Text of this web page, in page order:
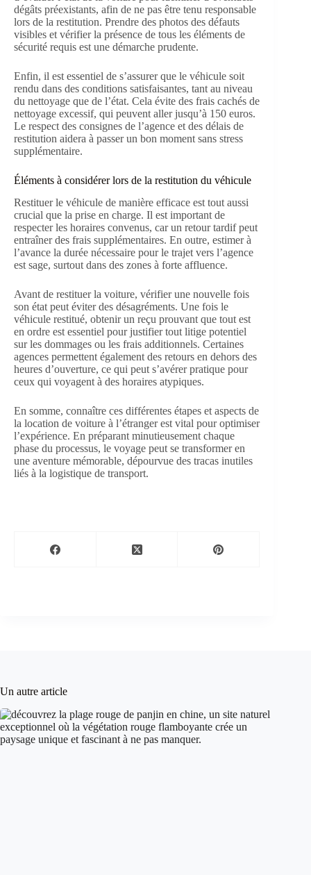
dégâts préexistants, afin de ne pas être tenu responsable
lors de la restitution. Prendre des photos des défauts
visibles et vérifier la présence de tous les éléments de
sécurité requis est une démarche prudente.
Enfin, il est essentiel de s’assurer que le véhicule soit
rendu dans des conditions satisfaisantes, tant au niveau
du nettoyage que de l’état. Cela évite des frais cachés de
nettoyage excessif, qui peuvent aller jusqu’à 150 euros.
Le respect des consignes de l’agence et des délais de
restitution aidera à passer un bon moment sans stress
supplémentaire.
Éléments à considérer lors de la restitution du véhicule
Restituer le véhicule de manière efficace est tout aussi
crucial que la prise en charge. Il est important de
respecter les horaires convenus, car un retour tardif peut
entraîner des frais supplémentaires. En outre, estimer à
l’avance la durée nécessaire pour le trajet vers l’agence
est sage, surtout dans des zones à forte affluence.
Avant de restituer la voiture, vérifier une nouvelle fois
son état peut éviter des désagréments. Une fois le
véhicule restitué, obtenir un reçu prouvant que tout est
en ordre est essentiel pour justifier tout litige potentiel
sur les dommages ou les frais additionnels. Certaines
agences permettent également des retours en dehors des
heures d’ouverture, ce qui peut s’avérer pratique pour
ceux qui voyagent à des horaires atypiques.
En somme, connaître ces différentes étapes et aspects de
la location de voiture à l’étranger est vital pour optimiser
l’expérience. En préparant minutieusement chaque
phase du processus, le voyage peut se transformer en
une aventure mémorable, dépourvue des tracas inutiles
liés à la logistique de transport.
Un autre article